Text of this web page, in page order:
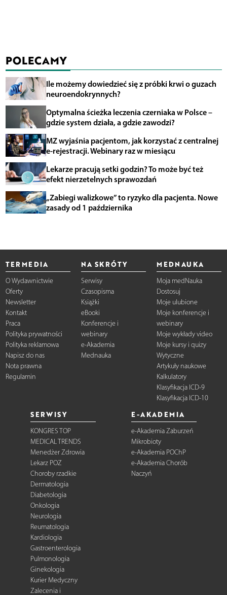
POLECAMY
Ile możemy dowiedzieć się z próbki krwi o guzach
neuroendokrynnych?
Optymalna ścieżka leczenia czerniaka w Polsce –
gdzie system działa, a gdzie zawodzi?
MZ wyjaśnia pacjentom, jak korzystać z centralnej
e-rejestracji. Webinary raz w miesiącu
Lekarze pracują setki godzin? To może być też
efekt nierzetelnych sprawozdań
„Zabiegi walizkowe” to ryzyko dla pacjenta. Nowe
zasady od 1 października
TERMEDIA
O Wydawnictwie
Oferty
Newsletter
Kontakt
Praca
Polityka prywatności
Polityka reklamowa
Napisz do nas
Nota prawna
Regulamin
NA SKRÓTY
Serwisy
Czasopisma
Książki
eBooki
Konferencje i
webinary
e-Akademia
Mednauka
MEDNAUKA
Moja medNauka
Dostosuj
Moje ulubione
Moje konferencje i
webinary
Moje wykłady video
Moje kursy i quizy
Wytyczne
Artykuły naukowe
Kalkulatory
Klasyfikacja ICD-9
Klasyfikacja ICD-10
SERWISY
KONGRES TOP
MEDICAL TRENDS
Menedżer Zdrowia
Lekarz POZ
Choroby rzadkie
Dermatologia
Diabetologia
Onkologia
Neurologia
Reumatologia
Kardiologia
Gastroenterologia
Pulmonologia
Ginekologia
Kurier Medyczny
Zalecenia i
E-AKADEMIA
e-Akademia Zaburzeń
Mikrobioty
e-Akademia POChP
e-Akademia Chorób
Naczyń